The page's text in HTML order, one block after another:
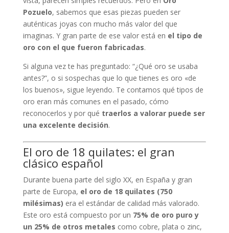
Pozuelo, sabemos que esas piezas pueden ser
auténticas joyas con mucho más valor del que
imaginas. Y gran parte de ese valor está en el tipo de
oro con el que fueron fabricadas.
Si alguna vez te has preguntado: “¿Qué oro se usaba
antes?”, o si sospechas que lo que tienes es oro «de
los buenos», sigue leyendo. Te contamos qué tipos de
oro eran más comunes en el pasado, cómo
reconocerlos y por qué traerlos a valorar puede ser
una excelente decisión.
El oro de 18 quilates: el gran
clásico español
Durante buena parte del siglo XX, en España y gran
parte de Europa, el oro de 18 quilates (750
milésimas) era el estándar de calidad más valorado.
Este oro está compuesto por un 75% de oro puro y
un 25% de otros metales como cobre, plata o zinc,